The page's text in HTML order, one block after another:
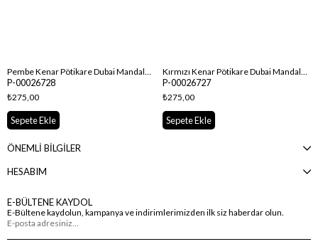
Pembe Kenar Pötikare Dubai Mandal Toka
P-00026728
₺275,00
Sepete Ekle
Kırmızı Kenar Pötikare Dubai Mandal Toka
P-00026727
₺275,00
Sepete Ekle
ÖNEMLİ BİLGİLER
HESABIM
E-BÜLTENE KAYDOL
E-Bültene kaydolun, kampanya ve indirimlerimizden ilk siz haberdar olun.